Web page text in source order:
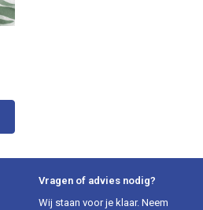
Vragen of advies nodig?
Wij staan voor je klaar. Neem